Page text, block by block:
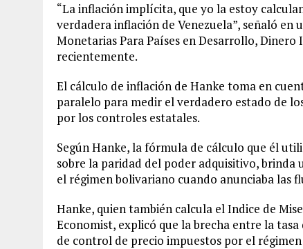
“La inflación implícita, que yo la estoy
verdadera inflación de Venezuela”, señaló
Monetarias Para Países en Desarrollo,
recientemente.
El cálculo de inflación de Hanke toma en
paralelo para medir el verdadero estado de
por los controles estatales.
Según Hanke, la fórmula de cálculo que él
sobre la paridad del poder adquisitivo,
el régimen bolivariano cuando anunciaba las
Hanke, quien también calcula el Indice de
Economist, explicó que la brecha entre la
de control de precio impuestos por el